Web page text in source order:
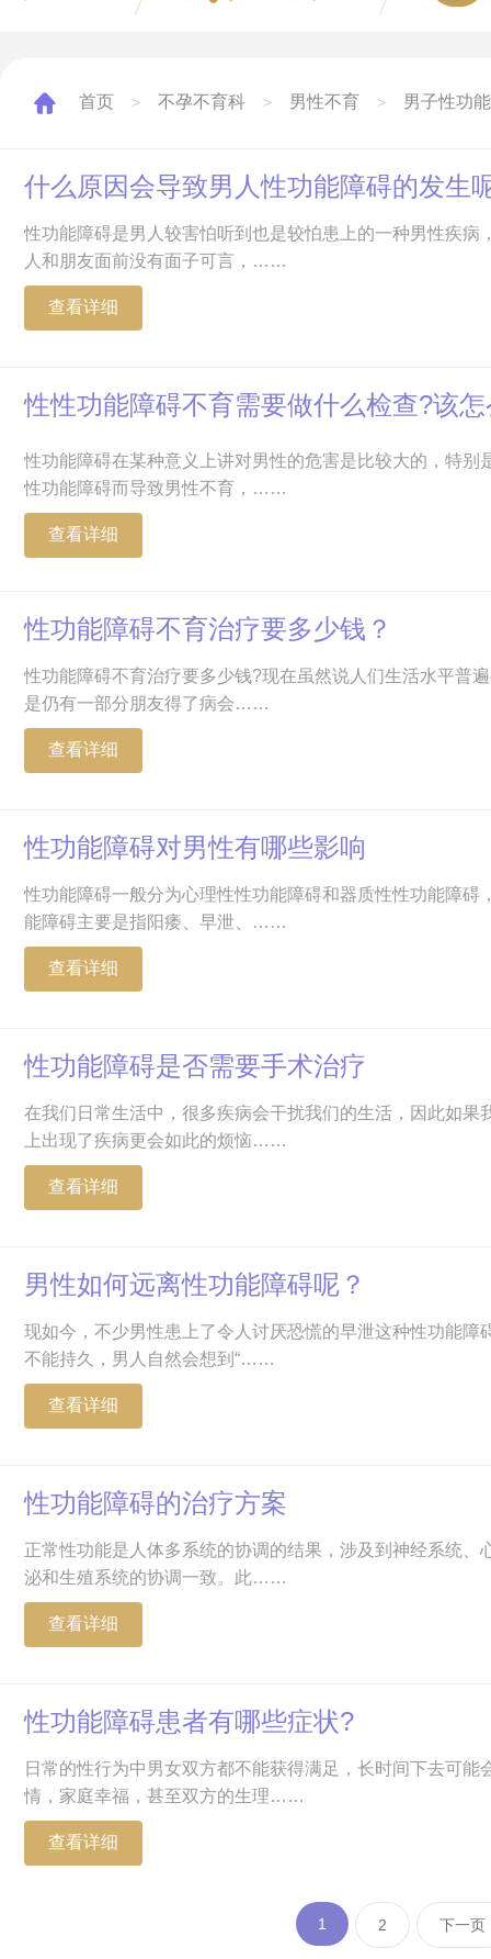
首页 > 不孕不育科 > 男性不育 > 男子性功
什么原因会导致男人性功能障碍的发生
性功能障碍是男人较害怕听到也是较怕患上的一种男性疾病
人和朋友面前没有面子可言，……
查看详细
性性功能障碍不育需要做什么检查?该
性功能障碍在某种意义上讲对男性的危害是比较大的，特别
性功能障碍而导致男性不育，……
查看详细
性功能障碍不育治疗要多少钱？
性功能障碍不育治疗要多少钱?现在虽然说人们生活水平普
是仍有一部分朋友得了病会……
查看详细
性功能障碍对男性有哪些影响
性功能障碍一般分为心理性性功能障碍和器质性性功能障碍
能障碍主要是指阳痿、早泄、……
查看详细
性功能障碍是否需要手术治疗
在我们日常生活中，很多疾病会干扰我们的生活，因此如果
上出现了疾病更会如此的烦恼……
查看详细
男性如何远离性功能障碍呢？
现如今，不少男性患上了令人讨厌恐慌的早泄这种性功能障
不能持久，男人自然会想到“……
查看详细
性功能障碍的治疗方案
正常性功能是人体多系统的协调的结果，涉及到神经系统、
泌和生殖系统的协调一致。此……
查看详细
性功能障碍患者有哪些症状?
日常的性行为中男女双方都不能获得满足，长时间下去可能
情，家庭幸福，甚至双方的生理……
查看详细
1 2 下一页